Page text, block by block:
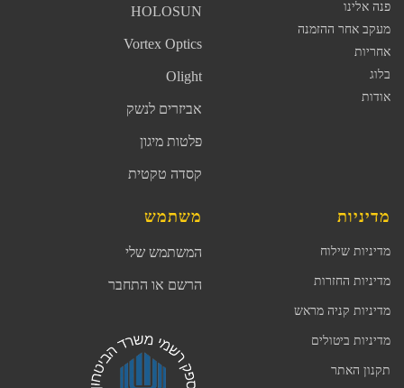
פנה אלינו
מעקב אחר ההזמנה
אחריות
בלוג
אודות
HOLOSUN
Vortex Optics
Olight
אביזרים לנשק
פלטות מיגון
קסדה טקטית
מדיניות
מדיניות שילוח
מדיניות החזרות
מדיניות קניה מראש
מדיניות ביטולים
תקנון האתר
משתמש
המשתמש שלי
הרשם או התחבר